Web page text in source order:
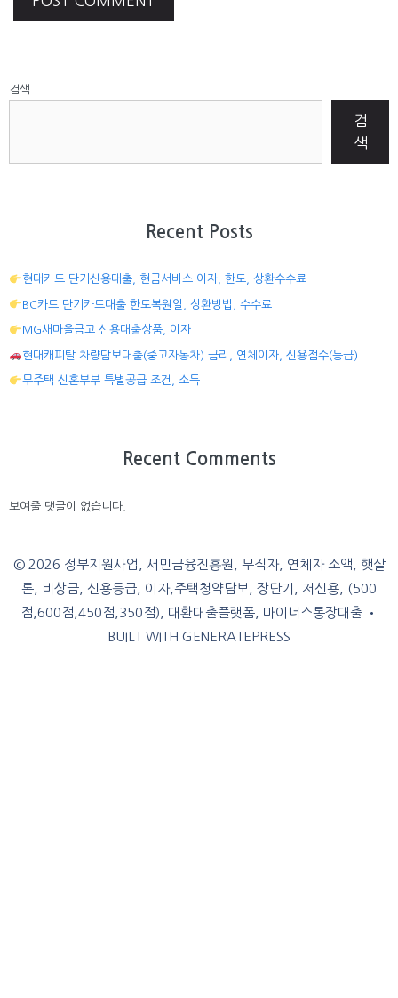
검색
검
색
Recent Posts
현대카드 단기신용대출, 현금서비스 이자, 한도, 상환수수료
BC카드 단기카드대출 한도복원일, 상환방법, 수수료
MG새마을금고 신용대출상품, 이자
현대캐피탈 차량담보대출(중고자동차) 금리, 연체이자, 신용점수(등급)
무주택 신혼부부 특별공급 조건, 소득
Recent Comments
보여줄 댓글이 없습니다.
© 2026 정부지원사업, 서민금융진흥원, 무직자, 연체자 소액, 햇살
론, 비상금, 신용등급, 이자,주택청약담보, 장단기, 저신용, (500
점,600점,450점,350점), 대환대출플랫폼, 마이너스통장대출 •
BUILT WITH GENERATEPRESS